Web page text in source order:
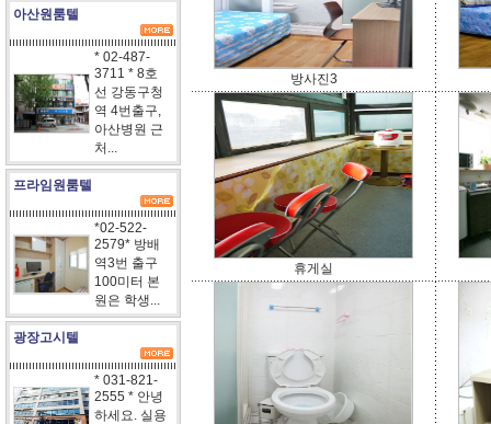
아산원룸텔
* 02-487-
3711 * 8호
선 강동구청
역 4번출구,
아산병원 근
처...
프라임원룸텔
*02-522-
2579* 방배
역3번 출구
100미터 본
원은 학생...
광장고시텔
* 031-821-
2555 * 안녕
하세요. 실용
방사진3
휴게실